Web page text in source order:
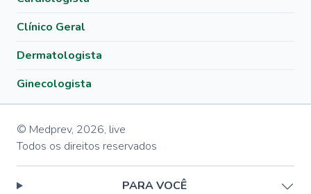
Clínico Geral
Dermatologista
Ginecologista
© Medprev, 2026, live
Todos os direitos reservados
PARA VOCÊ